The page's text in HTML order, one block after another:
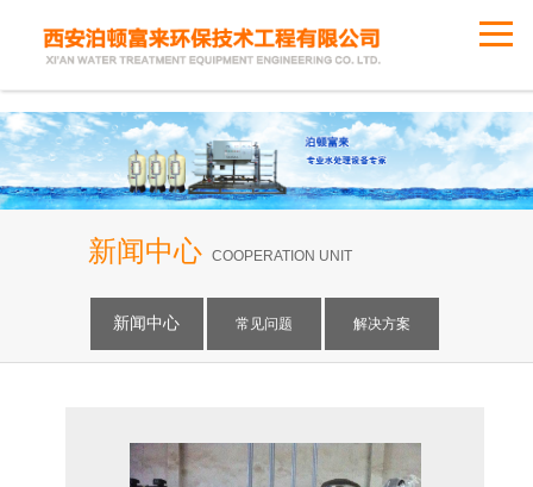
新闻中心 COOPERATION UNIT
新闻中心 常见问题 解决方案